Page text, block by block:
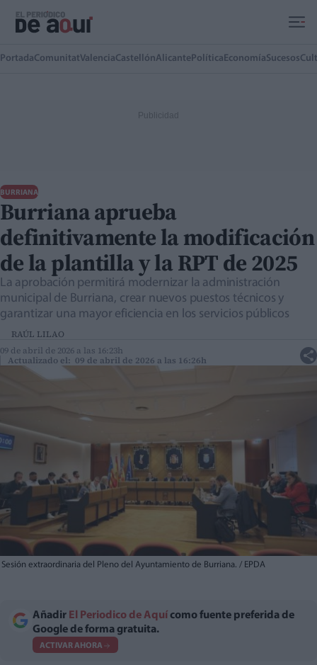
PortadaComunitatValenciaCastellónAlicante Política EconomíaSucesos
BURRIANA
Burriana aprueba
definitivamente la modificación
de la plantilla y la RPT de 2025
La aprobación permitirá modernizar la administración
municipal de Burriana, crear nuevos puestos técnicos y
garantizar una mayor eficiencia en los servicios públicos
RAÚL LILAO
09 de abril de 2026 a las 16:23h
Actualizado el: 09 de abril de 2026 a las 16:26h
Sesión extraordinaria del Pleno del Ayuntamiento de Burriana. / EPDA
Añadir El Periodico de Aquí como fuente preferida de
Google de forma gratuita.
ACTIVAR AHORA